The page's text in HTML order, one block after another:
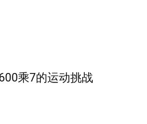
乘7的运动挑战